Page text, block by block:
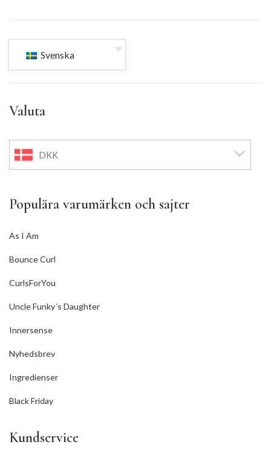
Svenska
Valuta
DKK
Populära varumärken och sajter
As I Am
Bounce Curl
CurlsForYou
Uncle Funky´s Daughter
Innersense
Nyhedsbrev
Ingredienser
Black Friday
Kundservice